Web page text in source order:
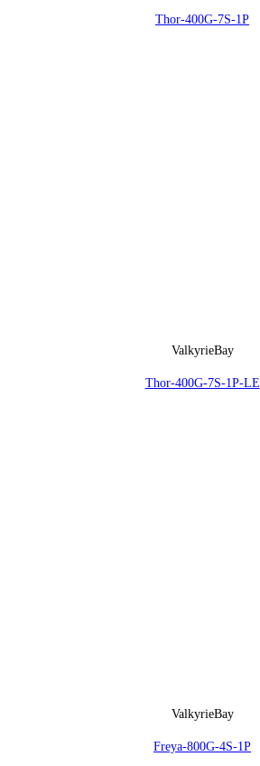
Thor-400G-7S-1P
ValkyrieBay
Thor-400G-7S-1P-LE
ValkyrieBay
Freya-800G-4S-1P